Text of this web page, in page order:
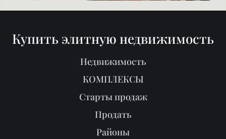
Купить элитную недвижимость
Недвижимость
КОМПЛЕКСЫ
Старты продаж
Продать
Районы